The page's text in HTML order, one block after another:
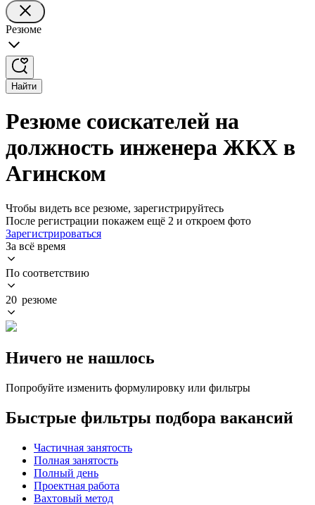
Резюме
Найти
Резюме соискателей на
должность инженера ЖКХ в
Агинском
Чтобы видеть все резюме, зарегистрируйтесь
После регистрации покажем ещё 2 и откроем фото
Зарегистрироваться
За всё время
По соответствию
20 резюме
Ничего не нашлось
Попробуйте изменить формулировку или фильтры
Быстрые фильтры подбора вакансий
Частичная занятость
Полная занятость
Полный день
Проектная работа
Вахтовый метод